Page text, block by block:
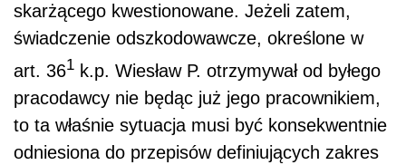
skarżącego kwestionowane. Jeżeli zatem,
świadczenie odszkodowawcze, określone w
art. 361 k.p. Wiesław P. otrzymywał od byłego
pracodawcy nie będąc już jego pracownikiem,
to ta właśnie sytuacja musi być konsekwentnie
odniesiona do przepisów definiujących zakres